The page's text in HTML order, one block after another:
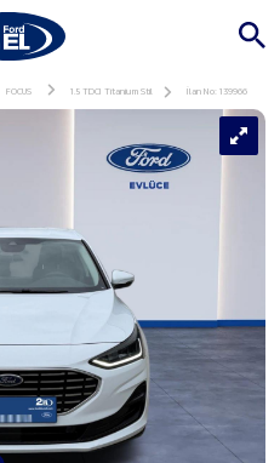
FOCUS 1.5 TDCI Titanium Stil İlan No: 139966